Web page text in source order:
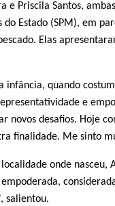
Priscila Santos,
Estado (SPM), em
Elas
infância, quando
e
novos desafios. Hoje
finalidade. Me sinto
onde nasceu,
salientou.